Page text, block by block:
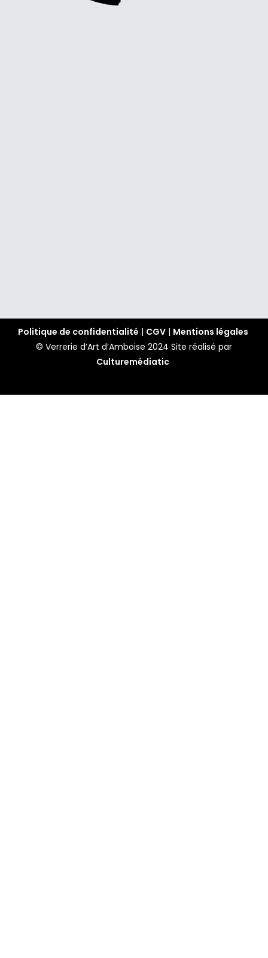
Politique de confidentialité | CGV | Mentions légales
© Verrerie d’Art d’Amboise 2024 Site réalisé par
Culturemédiatic